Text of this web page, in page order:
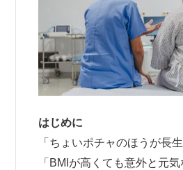
はじめに
「ちょいポチャのほうが長
「BMIが高くても意外と元気